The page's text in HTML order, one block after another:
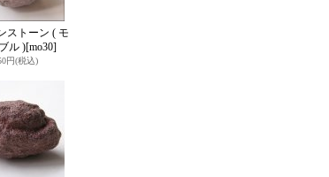
ストーン ( モ
ル )[mo30]
円(税込)